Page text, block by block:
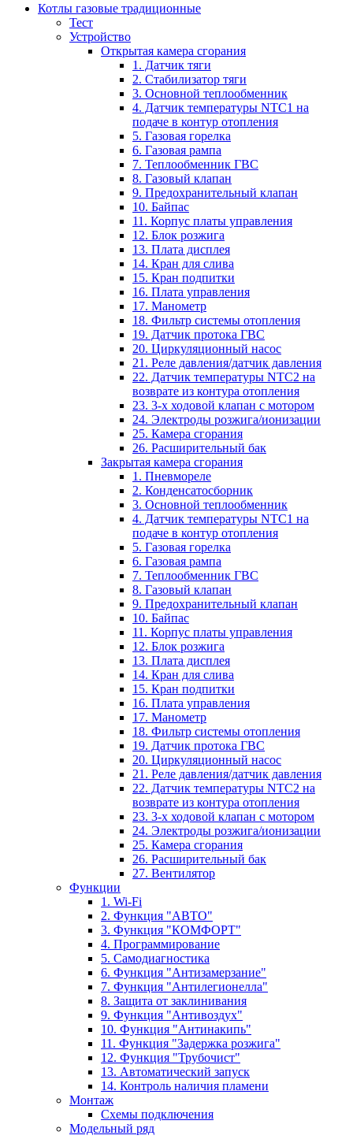
Котлы газовые традиционные
Тест
Устройство
Открытая камера сгорания
1. Датчик тяги
2. Стабилизатор тяги
3. Основной теплообменник
4. Датчик температуры NTC1 на
подаче в контур отопления
5. Газовая горелка
6. Газовая рампа
7. Теплообменник ГВС
8. Газовый клапан
9. Предохранительный клапан
10. Байпас
11. Корпус платы управления
12. Блок розжига
13. Плата дисплея
14. Кран для слива
15. Кран подпитки
16. Плата управления
17. Манометр
18. Фильтр системы отопления
19. Датчик протока ГВС
20. Циркуляционный насос
21. Реле давления/датчик давления
22. Датчик температуры NTC2 на
возврате из контура отопления
23. 3-х ходовой клапан с мотором
24. Электроды розжига/ионизации
25. Камера сгорания
26. Расширительный бак
Закрытая камера сгорания
1. Пневмореле
2. Конденсатосборник
3. Основной теплообменник
4. Датчик температуры NTC1 на
подаче в контур отопления
5. Газовая горелка
6. Газовая рампа
7. Теплообменник ГВС
8. Газовый клапан
9. Предохранительный клапан
10. Байпас
11. Корпус платы управления
12. Блок розжига
13. Плата дисплея
14. Кран для слива
15. Кран подпитки
16. Плата управления
17. Манометр
18. Фильтр системы отопления
19. Датчик протока ГВС
20. Циркуляционный насос
21. Реле давления/датчик давления
22. Датчик температуры NTC2 на
возврате из контура отопления
23. 3-х ходовой клапан с мотором
24. Электроды розжига/ионизации
25. Камера сгорания
26. Расширительный бак
27. Вентилятор
Функции
1. Wi-Fi
2. Функция "АВТО"
3. Функция "КОМФОРТ"
4. Программирование
5. Самодиагностика
6. Функция "Антизамерзание"
7. Функция "Антилегионелла"
8. Защита от заклинивания
9. Функция "Антивоздух"
10. Функция "Антинакипь"
11. Функция "Задержка розжига"
12. Функция "Трубочист"
13. Автоматический запуск
14. Контроль наличия пламени
Монтаж
Схемы подключения
Модельный ряд